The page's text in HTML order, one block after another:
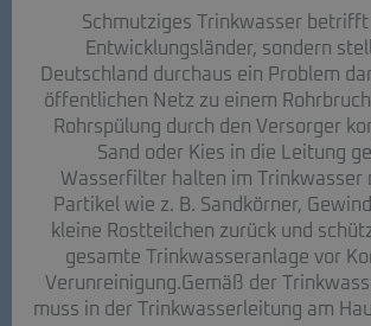
Schmutziges Trinkwasser
Entwicklungsländer, sondern
Deutschland durchaus ein Problem
öffentlichen Netz zu einem
Rohrspülung durch den Versorger
Sand oder Kies in die Leitung
Wasserfilter halten im Trinkwasser
Partikel wie z. B. Sandkörner,
kleine Rostteilchen zurück und
gesamte Trinkwasseranlage vor
Verunreinigung.Gemäß der
muss in der Trinkwasserleitung am